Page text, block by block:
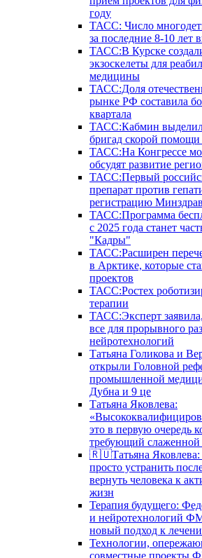
году
ТАСС: Число
за последние 8-10 лет
ТАСС:В Курске
экзоскелеты для
медицины
ТАСС:Доля
рынке РФ составила
квартала
ТАСС:Кабмин выделил
бригад скорой помощи
ТАСС:На Конгрессе
обсудят развитие
ТАСС:Первый
препарат против
регистрацию
ТАСС:Программа
с 2025 года станет
"Кадры"
ТАСС:Расширен
в Арктике, которые
проектов
ТАСС:Ростех
терапии
ТАСС:Эксперт
все для прорывного
нейротехнологий
Татьяна Голикова и
открыли Головной
промышленной
Дубна и 9 це
Татьяна Яковлева:
это в первую очередь
требующий слаженной
🇷🇺Татьяна Яковлева:
просто устранить
вернуть человека к
жизн
Терапия будущего:
и нейротехнологий
новый подход к
Технологии,
совместные проекты